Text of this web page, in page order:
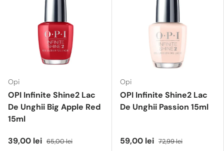
Opi
OPI Infinite Shine2 Lac
De Unghii Big Apple Red
15ml
39,00 lei 65,00 lei
Opi
OPI Infinite Shine2 Lac
De Unghii Passion 15ml
59,00 lei 72,99 lei